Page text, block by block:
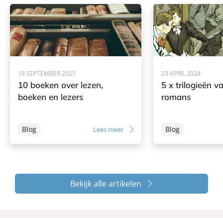
19 SEPTEMBER 2025
10 boeken over lezen,
boeken en lezers
Blog Lees meer
23 APRIL 2024
5 x trilogieën
romans
Blog
Bekijk alle artikelen